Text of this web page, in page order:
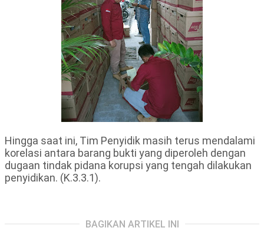
Hingga saat ini, Tim Penyidik masih terus mendalami
korelasi antara barang bukti yang diperoleh dengan
dugaan tindak pidana korupsi yang tengah dilakukan
penyidikan. (K.3.3.1).
BAGIKAN ARTIKEL INI